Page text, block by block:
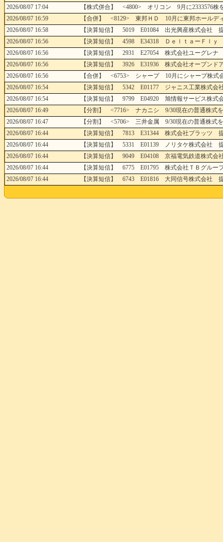
2026/08/07 17:04
【株式併合】 <4800> オリコン 9月に2333576株
2026/08/07 16:59
【合併】 <8129> 東邦ＨＤ 10月に東邦ホールディ
2026/08/07 16:58
【決算短信】 5019 E01084 出光興産株式会社 提
2026/08/07 16:56
【決算短信】 4598 E34318 ＤｅｌｔａーＦｌｙ
2026/08/07 16:56
【決算短信】 2931 E27054 株式会社ユーグレナ
2026/08/07 16:56
【決算短信】 3926 E31936 株式会社オープンド
2026/08/07 16:56
【合併】 <6753> シャープ 10月にシャープ株式
2026/08/07 16:54
【決算短信】 5342 E01177 ジャニス工業株式会
2026/08/07 16:54
【決算短信】 9799 E04920 旭情報サービス株式
2026/08/07 16:49
【分割】 <7716> ナカニシ 9/30現在の普通株式を
2026/08/07 16:47
【分割】 <5706> 三井金属 9/30現在の普通株式を
2026/08/07 16:44
【決算短信】 7813 E31344 株式会社プラッツ 提
2026/08/07 16:44
【決算短信】 5331 E01139 ノリタケ株式会社 提
2026/08/07 16:44
【決算短信】 9049 E04108 京福電気鉄道株式会
2026/08/07 16:44
【決算短信】 6775 E01795 株式会社ＴＢグルー
2026/08/07 16:44
【決算短信】 6743 E01816 大同信号株式会社 提